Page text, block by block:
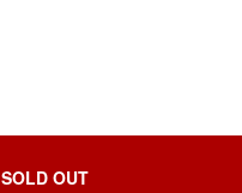
SOLD OUT